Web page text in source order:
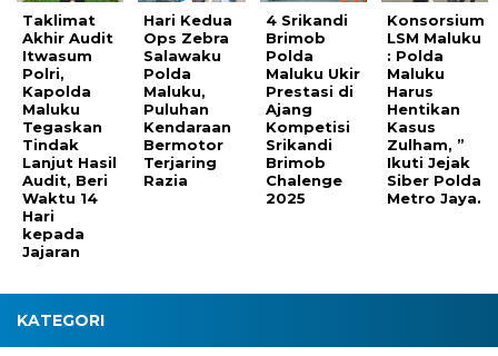
Taklimat
Akhir Audit
Itwasum
Polri,
Kapolda
Maluku
Tegaskan
Tindak
Lanjut Hasil
Audit, Beri
Waktu 14
Hari
kepada
Jajaran
Hari Kedua
Ops Zebra
Salawaku
Polda
Maluku,
Puluhan
Kendaraan
Bermotor
Terjaring
Razia
4 Srikandi
Brimob
Polda
Maluku Ukir
Prestasi di
Ajang
Kompetisi
Srikandi
Brimob
Chalenge
2025
Konsorsium
LSM Maluku
: Polda
Maluku
Harus
Hentikan
Kasus
Zulham, ”
Ikuti Jejak
Siber Polda
Metro Jaya.
KATEGORI